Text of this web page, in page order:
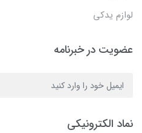
لوازم یدکی
عضویت در خبرنامه
نماد الکترونیکی